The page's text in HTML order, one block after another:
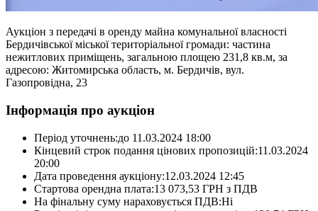
Аукціон з передачі в оренду майна комунальної власності
Бердичівської міської територіальної громади: частина
нежитлових приміщень, загальною площею 231,8 кв.м, за
адресою: Житомирська область, м. Бердичів, вул.
Газопровідна, 23
Інформація про аукціон
Період уточнень:до 11.03.2024 18:00
Кінцевий строк подання цінових пропозицій:11.03.2024
20:00
Дата проведення аукціону:12.03.2024 12:45
Стартова орендна плата:13 073,53 ГРН з ПДВ
На фінальну суму нараховується ПДВ:Ні